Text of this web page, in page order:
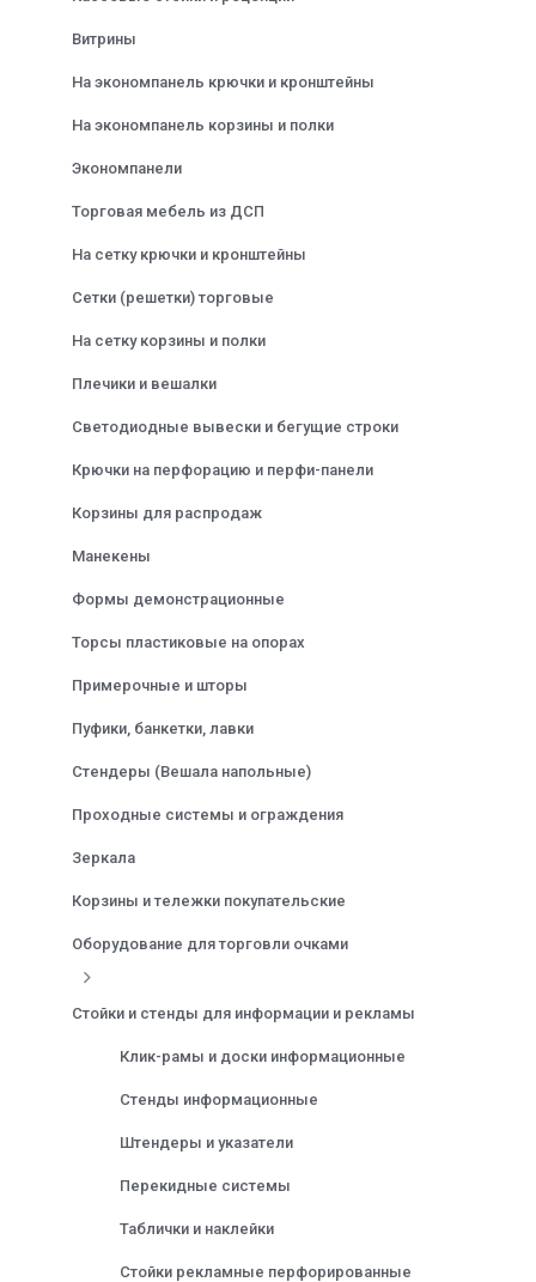
Витрины
На экономпанель крючки и кронштейны
На экономпанель корзины и полки
Экономпанели
Торговая мебель из ДСП
На сетку крючки и кронштейны
Сетки (решетки) торговые
На сетку корзины и полки
Плечики и вешалки
Светодиодные вывески и бегущие строки
Крючки на перфорацию и перфи-панели
Корзины для распродаж
Манекены
Формы демонстрационные
Торсы пластиковые на опорах
Примерочные и шторы
Пуфики, банкетки, лавки
Стендеры (Вешала напольные)
Проходные системы и ограждения
Зеркала
Корзины и тележки покупательские
Оборудование для торговли очками
Стойки и стенды для информации и рекламы
Клик-рамы и доски информационные
Стенды информационные
Штендеры и указатели
Перекидные системы
Таблички и наклейки
Стойки рекламные перфорированные